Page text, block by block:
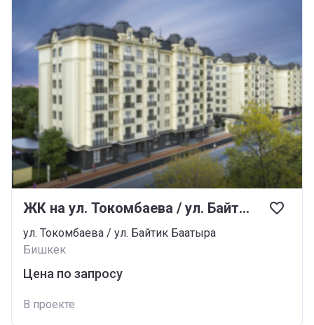
ЖК на ул. Токомбаева / ул. Байтик Баатыра
ул. Токомбаева / ул. Байтик Баатыра
Бишкек
Цена по запросу
В проекте